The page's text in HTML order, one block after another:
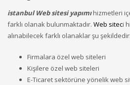
istanbul Web sitesi yapımıhizmetleri
farklı olanak bulunmaktadır. Web siteci
alınabilecek farklı olanaklar şu şekildedir:
Firmalara özel web siteleri
Kişilere özel web siteleri
E-Ticaret sektörüne yönelik web